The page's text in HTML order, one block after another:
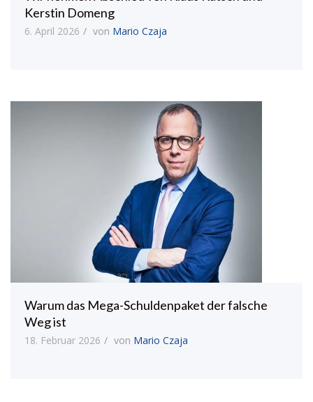
Kerstin Domeng
6. April 2026 von Mario Czaja
Warum das Mega-Schuldenpaket der falsche
Weg ist
18. Februar 2026 von Mario Czaja